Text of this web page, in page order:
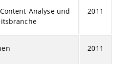
Analyse und
2011
2011